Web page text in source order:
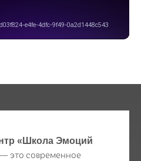
«Школа Эмоций
— это современное